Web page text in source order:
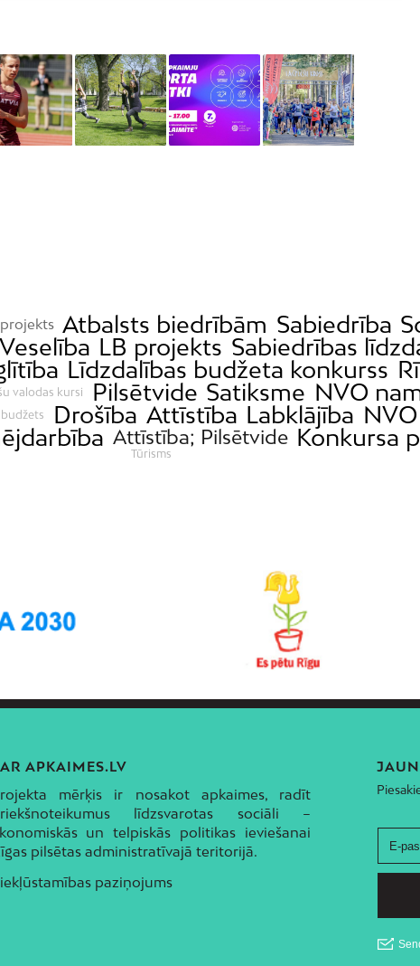
projekts Atbalsts biedrībām Sabiedrība
Veselība LB projekts Sabiedrības
Līdzdalības budžeta konkurss
valodas kursi Pilsētvide Satiksme NVO
Drošība Attīstība Labklājība
Attīstība; Pilsētvide Konkursa
Tūrisms
APKAIMES.LV
mērķis ir nosakot apkaimes, radīt
līdzsvarotas sociāli –
un telpiskās politikas ieviešanai
pilsētas administratīvajā teritorijā.
paziņojums